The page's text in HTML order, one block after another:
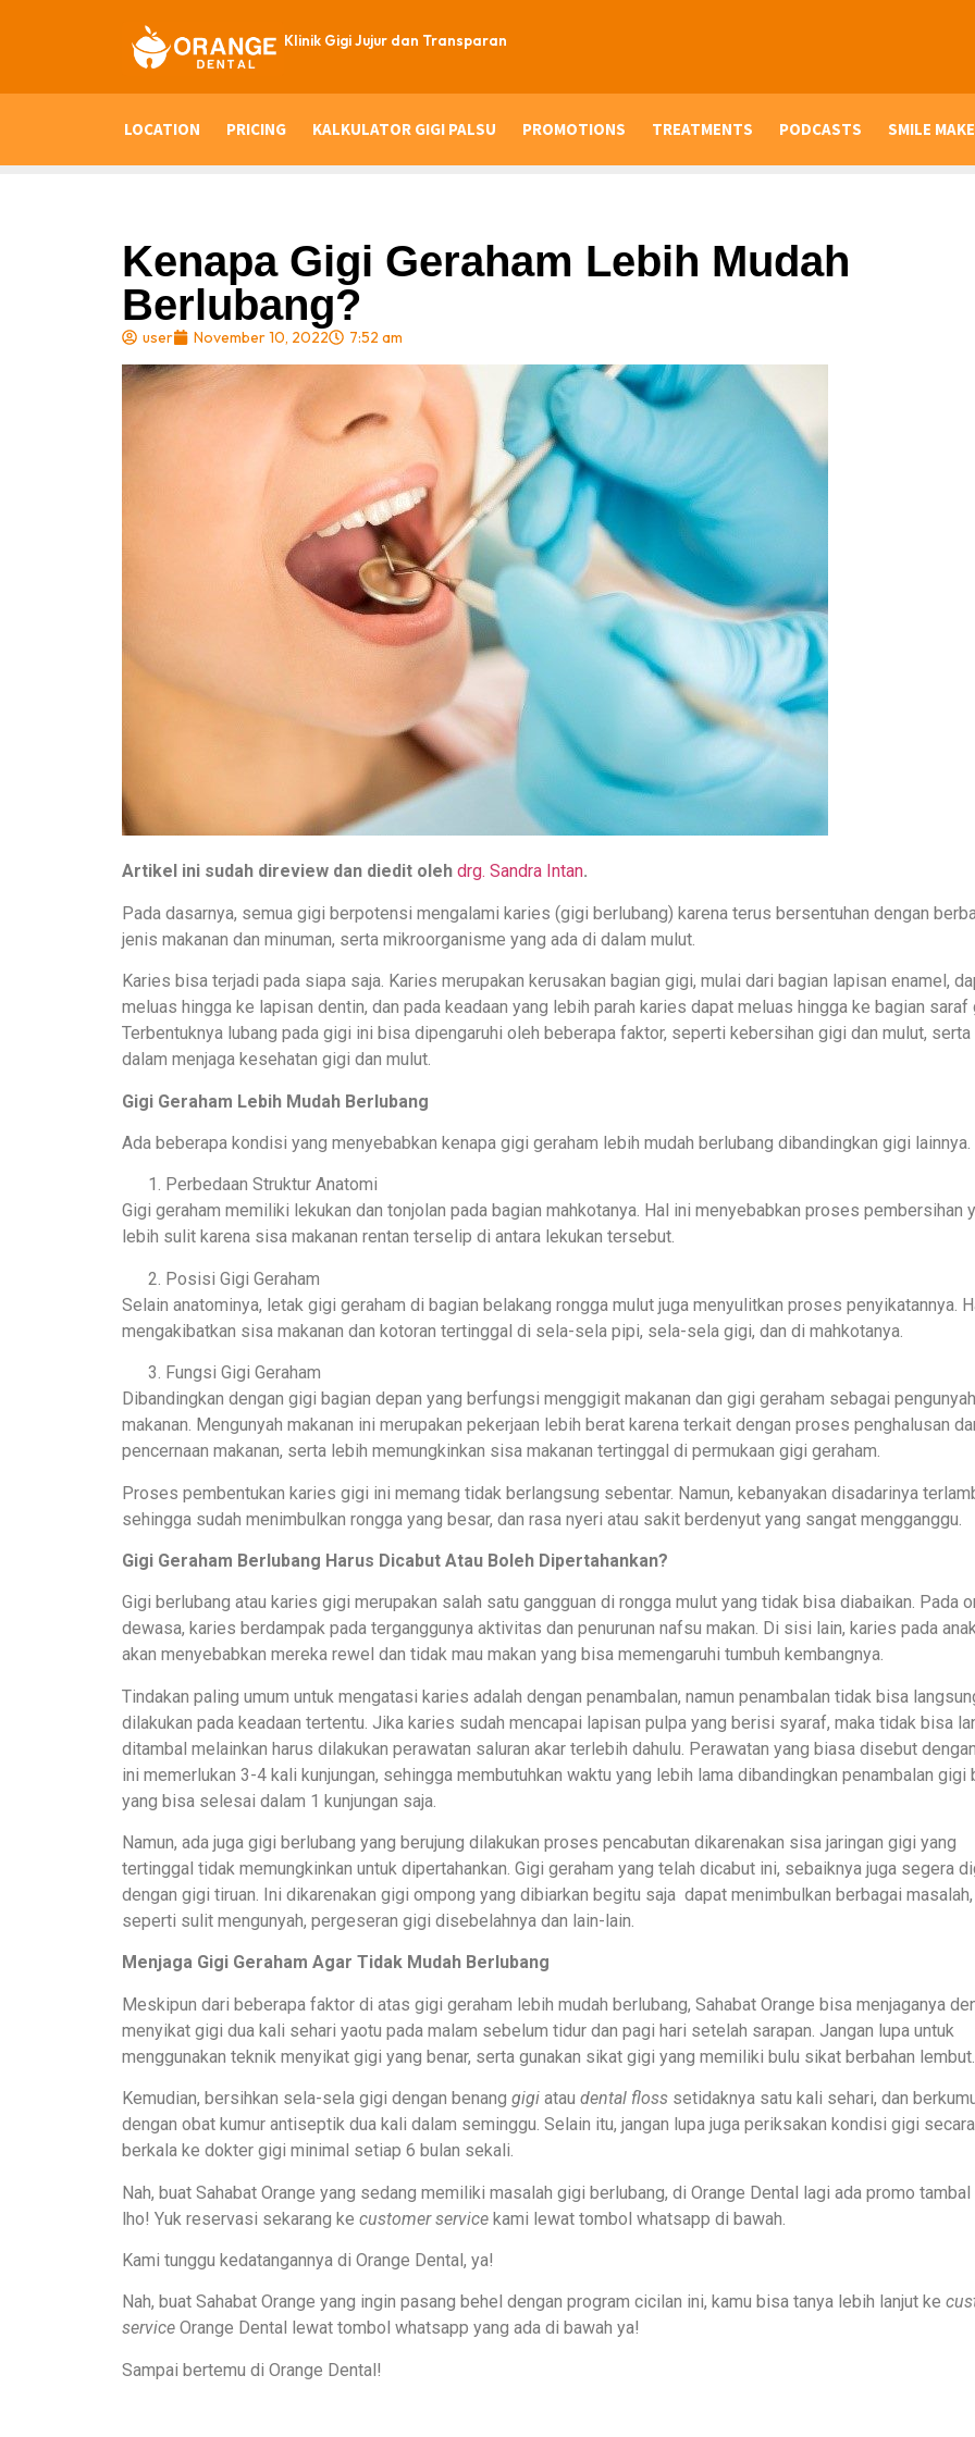
Klinik Gigi Jujur dan Transparan
LOCATION PRICING KALKULATOR GIGI PALSU PROMOTIONS TREATMENTS PODCASTS SMILE
Kenapa Gigi Geraham Lebih Mudah
Berlubang?
user November 10, 2022 7:52 am
Artikel ini sudah direview dan diedit oleh drg. Sandra Intan.
Pada dasarnya, semua gigi berpotensi mengalami karies (gigi berlubang) karena terus bersentuhan dengan
jenis makanan dan minuman, serta mikroorganisme yang ada di dalam mulut.
Karies bisa terjadi pada siapa saja. Karies merupakan kerusakan bagian gigi, mulai dari bagian lapisan enamel,
meluas hingga ke lapisan dentin, dan pada keadaan yang lebih parah karies dapat meluas hingga ke bagian saraf
Terbentuknya lubang pada gigi ini bisa dipengaruhi oleh beberapa faktor, seperti kebersihan gigi dan mulut, serta
dalam menjaga kesehatan gigi dan mulut.
Gigi Geraham Lebih Mudah Berlubang
Ada beberapa kondisi yang menyebabkan kenapa gigi geraham lebih mudah berlubang dibandingkan gigi lainnya.
Perbedaan Struktur Anatomi
Gigi geraham memiliki lekukan dan tonjolan pada bagian mahkotanya. Hal ini menyebabkan proses pembersihan
lebih sulit karena sisa makanan rentan terselip di antara lekukan tersebut.
Posisi Gigi Geraham
Selain anatominya, letak gigi geraham di bagian belakang rongga mulut juga menyulitkan proses penyikatannya.
mengakibatkan sisa makanan dan kotoran tertinggal di sela-sela pipi, sela-sela gigi, dan di mahkotanya.
Fungsi Gigi Geraham
Dibandingkan dengan gigi bagian depan yang berfungsi menggigit makanan dan gigi geraham sebagai pengunyah
makanan. Mengunyah makanan ini merupakan pekerjaan lebih berat karena terkait dengan proses penghalusan
pencernaan makanan, serta lebih memungkinkan sisa makanan tertinggal di permukaan gigi geraham.
Proses pembentukan karies gigi ini memang tidak berlangsung sebentar. Namun, kebanyakan disadarinya
sehingga sudah menimbulkan rongga yang besar, dan rasa nyeri atau sakit berdenyut yang sangat mengganggu.
Gigi Geraham Berlubang Harus Dicabut Atau Boleh Dipertahankan?
Gigi berlubang atau karies gigi merupakan salah satu gangguan di rongga mulut yang tidak bisa diabaikan. Pada
dewasa, karies berdampak pada terganggunya aktivitas dan penurunan nafsu makan. Di sisi lain, karies pada
akan menyebabkan mereka rewel dan tidak mau makan yang bisa memengaruhi tumbuh kembangnya.
Tindakan paling umum untuk mengatasi karies adalah dengan penambalan, namun penambalan tidak bisa
dilakukan pada keadaan tertentu. Jika karies sudah mencapai lapisan pulpa yang berisi syaraf, maka tidak bisa
ditambal melainkan harus dilakukan perawatan saluran akar terlebih dahulu. Perawatan yang biasa disebut
ini memerlukan 3-4 kali kunjungan, sehingga membutuhkan waktu yang lebih lama dibandingkan penambalan gigi
yang bisa selesai dalam 1 kunjungan saja.
Namun, ada juga gigi berlubang yang berujung dilakukan proses pencabutan dikarenakan sisa jaringan gigi yang
tertinggal tidak memungkinkan untuk dipertahankan. Gigi geraham yang telah dicabut ini, sebaiknya juga segera
dengan gigi tiruan. Ini dikarenakan gigi ompong yang dibiarkan begitu saja dapat menimbulkan berbagai masalah,
seperti sulit mengunyah, pergeseran gigi disebelahnya dan lain-lain.
Menjaga Gigi Geraham Agar Tidak Mudah Berlubang
Meskipun dari beberapa faktor di atas gigi geraham lebih mudah berlubang, Sahabat Orange bisa menjaganya
menyikat gigi dua kali sehari yaotu pada malam sebelum tidur dan pagi hari setelah sarapan. Jangan lupa untuk
menggunakan teknik menyikat gigi yang benar, serta gunakan sikat gigi yang memiliki bulu sikat berbahan lembut.
Kemudian, bersihkan sela-sela gigi dengan benang gigi atau dental floss setidaknya satu kali sehari, dan
dengan obat kumur antiseptik dua kali dalam seminggu. Selain itu, jangan lupa juga periksakan kondisi gigi secara
berkala ke dokter gigi minimal setiap 6 bulan sekali.
Nah, buat Sahabat Orange yang sedang memiliki masalah gigi berlubang, di Orange Dental lagi ada promo
lho! Yuk reservasi sekarang ke customer service kami lewat tombol whatsapp di bawah.
Kami tunggu kedatangannya di Orange Dental, ya!
Nah, buat Sahabat Orange yang ingin pasang behel dengan program cicilan ini, kamu bisa tanya lebih lanjut ke
service Orange Dental lewat tombol whatsapp yang ada di bawah ya!
Sampai bertemu di Orange Dental!